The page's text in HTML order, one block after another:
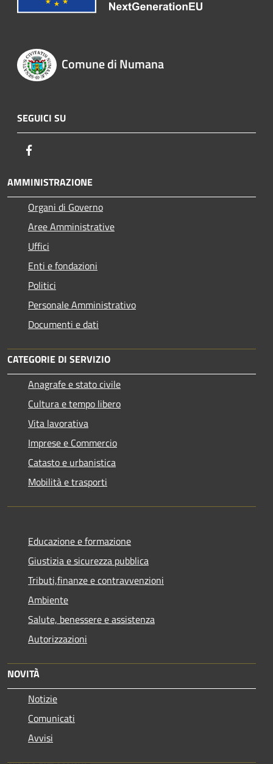
Comune di Numana
SEGUICI SU
AMMINISTRAZIONE
Organi di Governo
Aree Amministrative
Uffici
Enti e fondazioni
Politici
Personale Amministrativo
Documenti e dati
CATEGORIE DI SERVIZIO
Anagrafe e stato civile
Cultura e tempo libero
Vita lavorativa
Imprese e Commercio
Catasto e urbanistica
Mobilità e trasporti
Educazione e formazione
Giustizia e sicurezza pubblica
Tributi,finanze e contravvenzioni
Ambiente
Salute, benessere e assistenza
Autorizzazioni
NOVITÀ
Notizie
Comunicati
Avvisi